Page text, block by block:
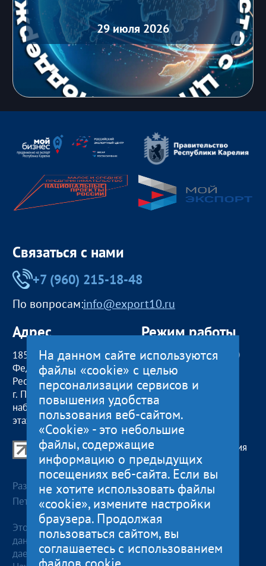
29 июля 2026
Связаться с нами
+7 (960) 215-18-48
По вопросам:info@export10.ru
Адрес
185000, Российская
Федерация,
Республика Карелия
г. Петрозаводск,
наб. Гюллинга, 11 / 2
этаж, офис 2
Режим работы
пн — чт:09:00 — 18:00
пт:09:00 — 17:00
обед с 13:00 до 14:00
сб, вс
Центр поддержки экспорта Республики Карелия
© 2012—2024
Разработка и поддержка сайта — «Артлекс», г.
Петрозаводск
Этот сайт использует файлы cookies для хранения
данных. Продолжая использовать данный сайт, Вы
даете согласие на работу с этими файлами.
На данном сайте используются
файлы «cookie» с целью
персонализации сервисов и
повышения удобства
пользования веб-сайтом.
«Cookie» - это небольшие
файлы, содержащие
информацию о предыдущих
посещениях веб-сайта. Если вы
не хотите использовать файлы
«cookie», измените настройки
браузера. Продолжая
пользоваться сайтом, вы
соглашаетесь с использованием